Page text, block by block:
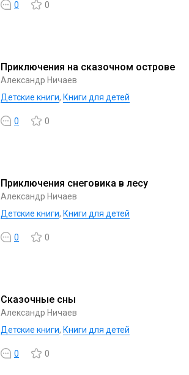
0 0
Приключения на сказочном острове
Александр Ничаев
Детские книги, Книги для детей
0 0
Приключения снеговика в лесу
Александр Ничаев
Детские книги, Книги для детей
0 0
Сказочные сны
Александр Ничаев
Детские книги, Книги для детей
0 0